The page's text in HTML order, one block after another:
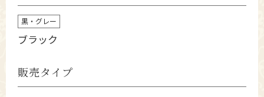
黒・グレー
ブラック
販売タイプ